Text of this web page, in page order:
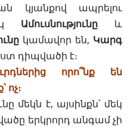
կյանքով ապրելու
Ամուսնությունը և
կամավոր են, Կարգ
դիպվածի է։
որո՞նք են
ոչ։
մեկն է, այսինքն՝ մեկ
երկրորդ անգամ չի